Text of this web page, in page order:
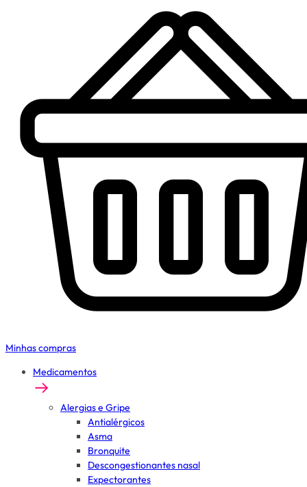
Minhas compras
Medicamentos
Alergias e Gripe
Antialérgicos
Asma
Bronquite
Descongestionantes nasal
Expectorantes